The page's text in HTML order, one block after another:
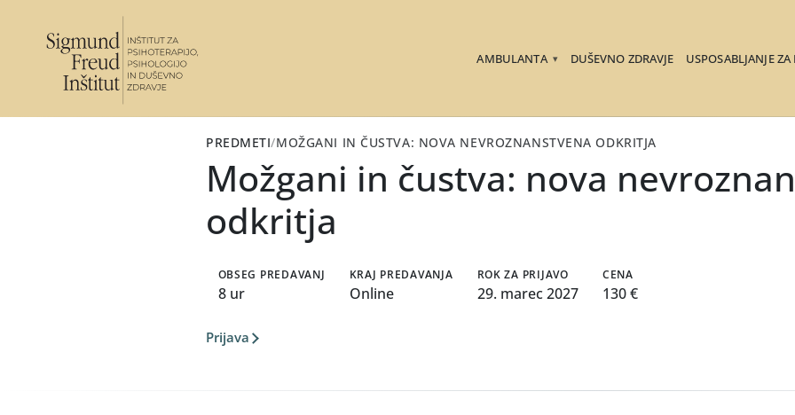
AMBULANTA ▾ DUŠEVNO ZDRAVJE USPOSABLJANJE
PREDMETI/MOŽGANI IN ČUSTVA: NOVA NEVROZNANSTVENA ODKRITJA
Možgani in čustva: nova
odkritja
OBSEG PREDAVANJ
8 ur
KRAJ PREDAVANJA
Online
ROK ZA PRIJAVO
29. marec 2027
CENA
130 €
Prijava